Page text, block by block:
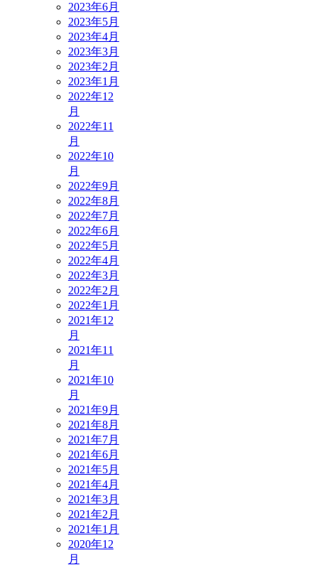
2023年6月
2023年5月
2023年4月
2023年3月
2023年2月
2023年1月
2022年12
月
2022年11
月
2022年10
月
2022年9月
2022年8月
2022年7月
2022年6月
2022年5月
2022年4月
2022年3月
2022年2月
2022年1月
2021年12
月
2021年11
月
2021年10
月
2021年9月
2021年8月
2021年7月
2021年6月
2021年5月
2021年4月
2021年3月
2021年2月
2021年1月
2020年12
月